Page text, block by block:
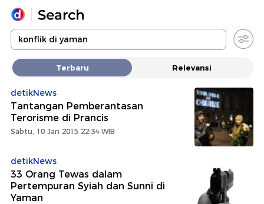
Yang sedang ramai dicari
Loading...
Promoted
Terbaru Relevansi
detikNews
Tantangan Pemberantasan
Terorisme di Prancis
Sabtu, 10 Jan 2015 22:34 WIB
detikNews
33 Orang Tewas dalam
Pertempuran Syiah dan Sunni di
Yaman